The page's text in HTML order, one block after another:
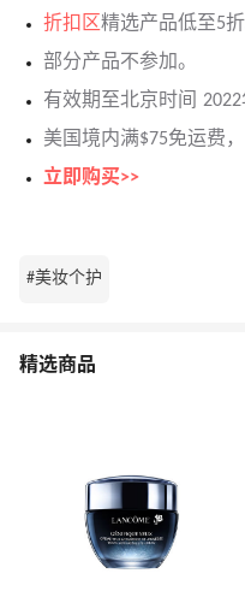
折扣区精选产品低至5折
部分产品不参加。
有效期至北京时间 2022
美国境内满$75免运费
立即购买>>
#美妆个护
精选商品